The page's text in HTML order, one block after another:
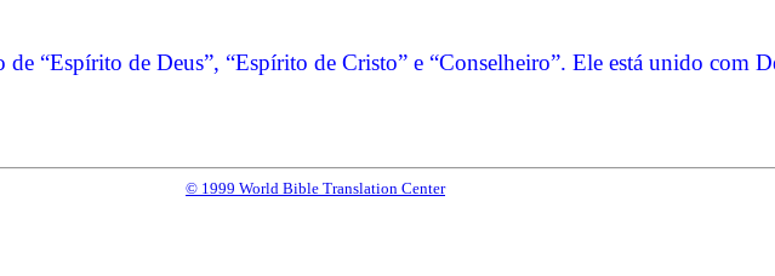
“Espírito de Deus”, “Espírito de Cristo” e “Conselheiro”. Ele está unido com
© 1999 World Bible Translation Center